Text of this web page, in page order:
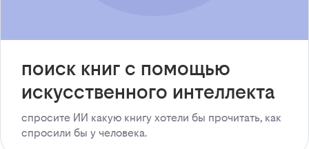
поиск книг с помощью
искусственного интеллекта
спросите ИИ какую книгу хотели бы прочитать, как
спросили бы у человека.